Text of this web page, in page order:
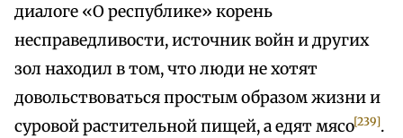
диалоге «О республике» корень
несправедливости, источник войн и других
зол находил в том, что люди не хотят
довольствоваться простым образом жизни и
суровой растительной пищей, а едят мясо[239].